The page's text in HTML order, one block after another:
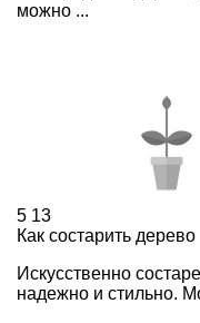
можно ...
5 13
Как состарить дерево
Искусственно
надежно и стильно.